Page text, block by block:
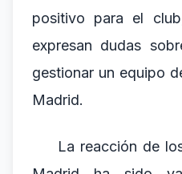
positivo para el
expresan dudas
gestionar un equipo
Madrid.
La reacción de